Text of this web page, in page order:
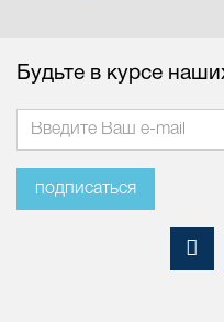
Будьте в курсе
подписаться